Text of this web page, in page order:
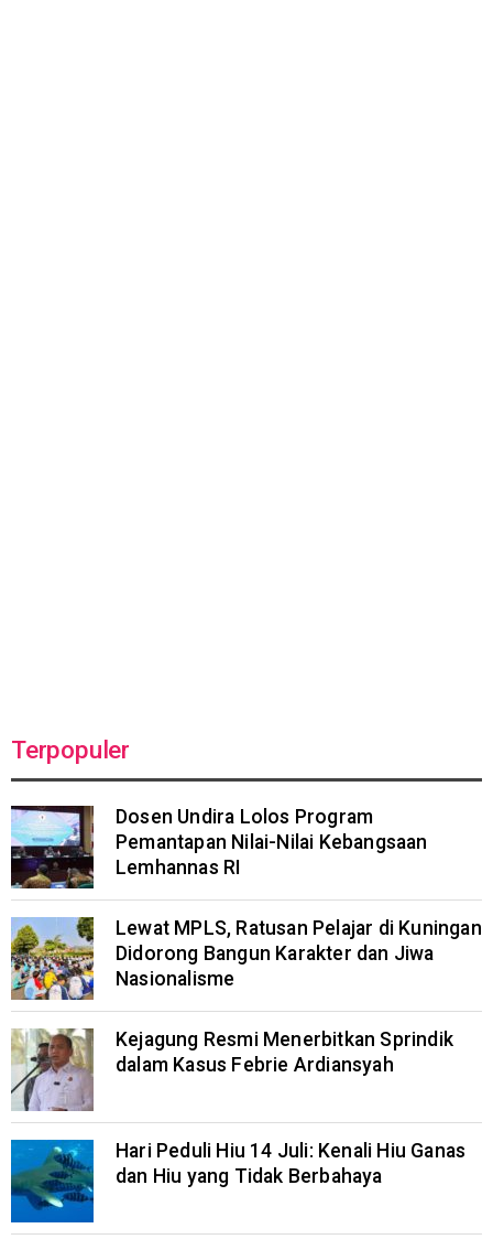
Terpopuler
Dosen Undira Lolos Program
Pemantapan Nilai-Nilai Kebangsaan
Lemhannas RI
Lewat MPLS, Ratusan Pelajar di Kuningan
Didorong Bangun Karakter dan Jiwa
Nasionalisme
Kejagung Resmi Menerbitkan Sprindik
dalam Kasus Febrie Ardiansyah
Hari Peduli Hiu 14 Juli: Kenali Hiu Ganas
dan Hiu yang Tidak Berbahaya